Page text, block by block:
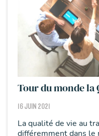
Tour du monde la
16 JUIN 2021
La qualité de vie au
différemment dans le